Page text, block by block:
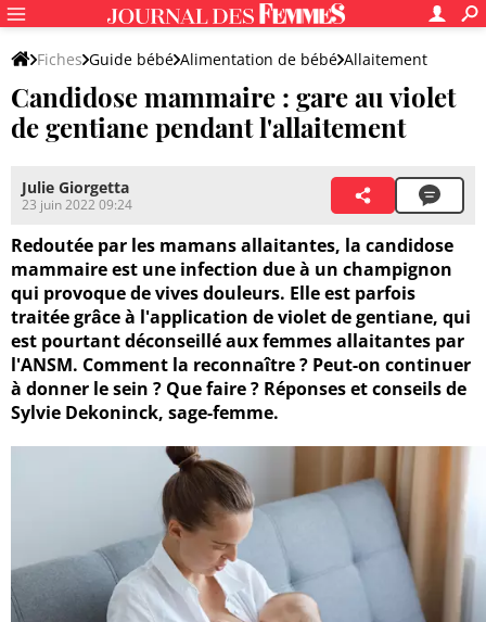
Fiches Guide bébé Alimentation de bébé Allaitement
Candidose mammaire : gare au violet
de gentiane pendant l'allaitement
Julie Giorgetta
23 juin 2022 09:24
Redoutée par les mamans allaitantes, la candidose
mammaire est une infection due à un champignon
qui provoque de vives douleurs. Elle est parfois
traitée grâce à l'application de violet de gentiane, qui
est pourtant déconseillé aux femmes allaitantes par
l'ANSM. Comment la reconnaître ? Peut-on continuer
à donner le sein ? Que faire ? Réponses et conseils de
Sylvie Dekoninck, sage-femme.